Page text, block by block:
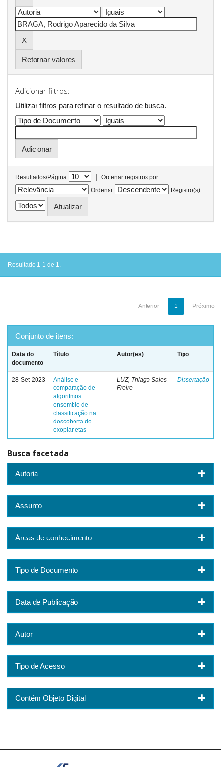
Retornar valores
Adicionar filtros:
Utilizar filtros para refinar o resultado de busca.
Resultados/Página |
Ordenar registros por
Ordenar
Registro(s)
Resultado 1-1 de 1.
Anterior 1 Próximo
Conjunto de itens:
Data do
documento
Título Autor(es) Tipo
28-Set-2023
Análise e
comparação de
algoritmos
ensemble de
classificação na
descoberta de
exoplanetas
LUZ, Thiago Sales
Freire
Dissertação
Busca facetada
Autoria
Assunto
Áreas de conhecimento
Tipo de Documento
Data de Publicação
Autor
Tipo de Acesso
Contém Objeto Digital